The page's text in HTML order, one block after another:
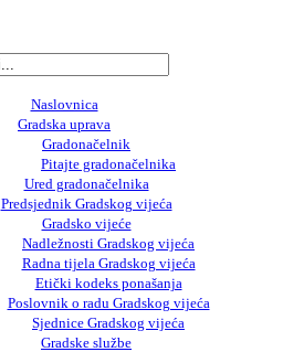
Naslovnica
Gradska uprava
Gradonačelnik
Pitajte gradonačelnika
Ured gradonačelnika
Predsjednik Gradskog vijeća
Gradsko vijeće
Nadležnosti Gradskog vijeća
Radna tijela Gradskog vijeća
Etički kodeks ponašanja
Poslovnik o radu Gradskog vijeća
Sjednice Gradskog vijeća
Gradske službe